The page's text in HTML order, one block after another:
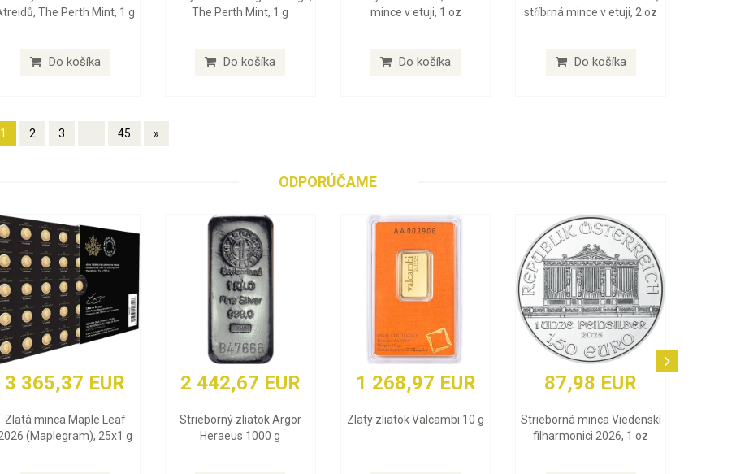
The Perth Mint, 1 g
Do košíka
The Perth Mint, 1 g
Do košíka
mince v etuji, 1 oz
Do košíka
stříbrná mince v etuji, 2 oz
Do košíka
1 2 3 ... 45 »
ODPORÚČAME
EUR
zliatok Argor
1000 g
1 268,97 EUR
Zlatý zliatok Valcambi 10 g
87,98 EUR
Strieborná minca Viedenskí
3 848,84 EUR
Zlatý zliatok Argor Heraeus 1
Oz